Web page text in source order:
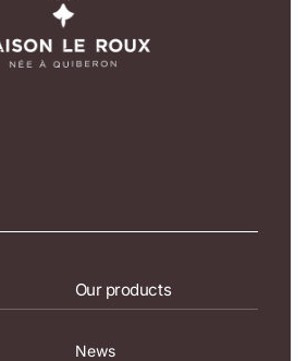
Our products
News